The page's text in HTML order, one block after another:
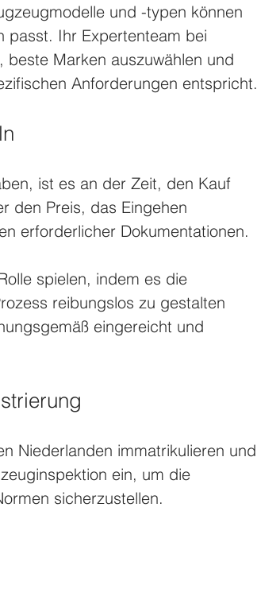
und -typen können
passt. Ihr Expertenteam bei
Marken auszuwählen und
Anforderungen entspricht.
ist es an der Zeit, den Kauf
den Preis, das Eingehen
erforderlicher Dokumentationen.
spielen, indem es die
reibungslos zu gestalten
eingereicht und
Niederlanden immatrikulieren und
ein, um die
sicherzustellen.